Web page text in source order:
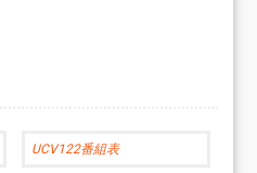
UCV122番組表